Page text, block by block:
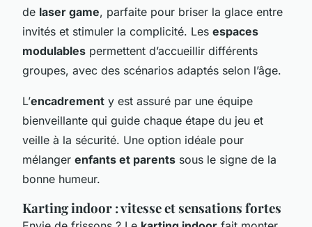
de laser game, parfaite pour briser la glace entre
invités et stimuler la complicité. Les espaces
modulables permettent d’accueillir différents
groupes, avec des scénarios adaptés selon l’âge.
L’encadrement y est assuré par une équipe
bienveillante qui guide chaque étape du jeu et
veille à la sécurité. Une option idéale pour
mélanger enfants et parents sous le signe de la
bonne humeur.
Karting indoor : vitesse et sensations fortes